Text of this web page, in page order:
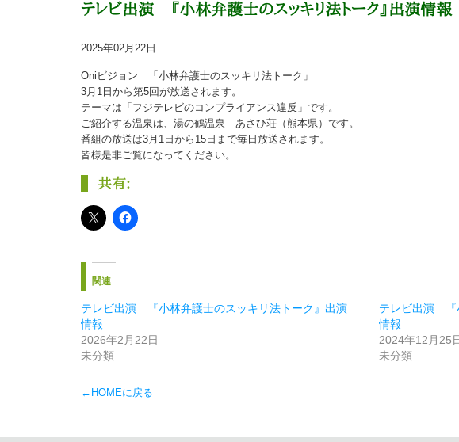
テレビ出演 『小林弁護士のスッキリ法トーク』出演情報
2025年02月22日
Oniビジョン 「小林弁護士のスッキリ法トーク」
3月1日から第5回が放送されます。
テーマは「フジテレビのコンプライアンス違反」です。
ご紹介する温泉は、湯の鶴温泉 あさひ荘（熊本県）です。
番組の放送は3月1日から15日まで毎日放送されます。
皆様是非ご覧になってください。
共有:
関連
テレビ出演 『小林弁護士のスッキリ法トーク』出演
情報
2026年2月22日
未分類
テレビ出演 『
情報
2024年12月25
未分類
←HOMEに戻る